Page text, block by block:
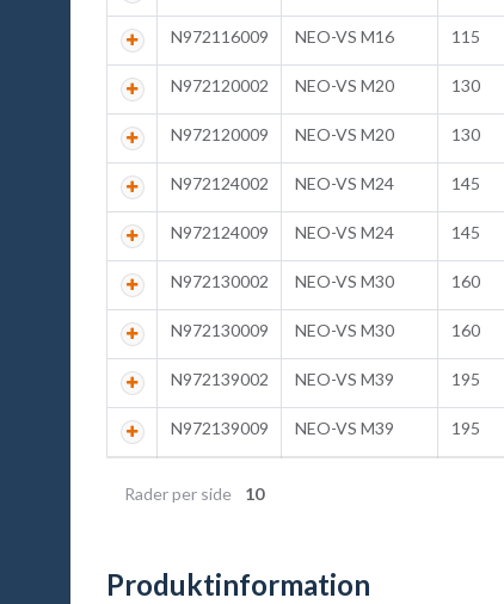
N972116009 NEO-VS M16 115
N972120002 NEO-VS M20 130
N972120009 NEO-VS M20 130
N972124002 NEO-VS M24 145
N972124009 NEO-VS M24 145
N972130002 NEO-VS M30 160
N972130009 NEO-VS M30 160
N972139002 NEO-VS M39 195
N972139009 NEO-VS M39 195
Rader per side 10
Produktinformation